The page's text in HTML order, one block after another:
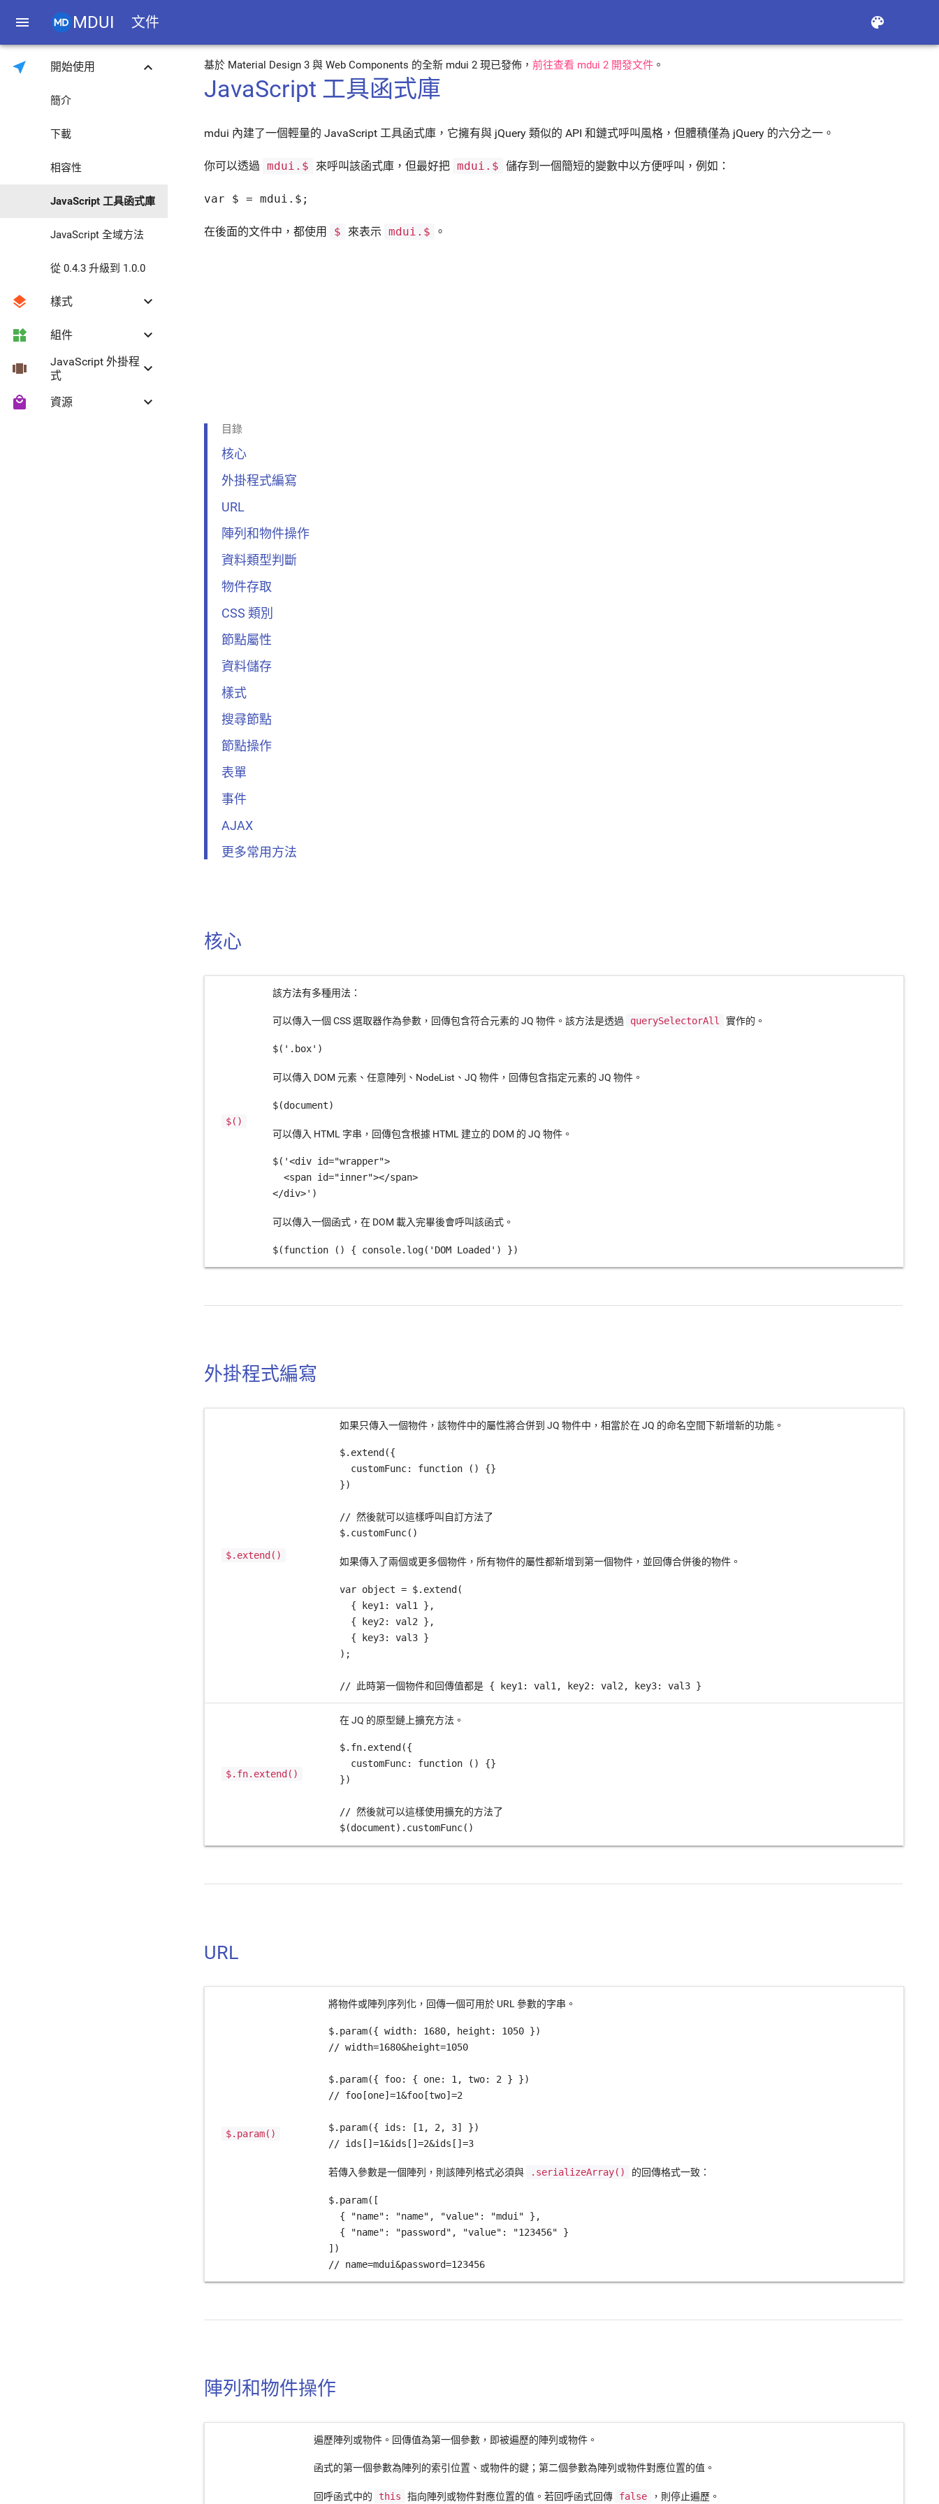
menu MDUI 文件 color_lens
near_me 開始使用 keyboard_arrow_down
簡介
下載
相容性
JavaScript 工具函式庫
JavaScript 全域方法
從 0.4.3 升級到 1.0.0
layers 樣式 keyboard_arrow_down
顏色與主題
Roboto 字型
網格佈局
widgets 組件 keyboard_arrow_down
漣漪效果
按鈕
view_carousel
JavaScript 外掛程
式
keyboard_arrow_down
Collapse
local_mall 資源 keyboard_arrow_down
基於 Material Design 3 與 Web Components 的全新 mdui 2 現已發佈，前往查看 mdui 2 開發文件 。
JavaScript 工具函式庫
mdui 內建了一個輕量的 JavaScript 工具函式庫，它擁有與 jQuery 類似的 API 和鏈式呼叫風格，但體積僅為 jQuery 的六分之一。
你可以透過 mdui.$ 來呼叫該函式庫，但最好把 mdui.$ 儲存到一個簡短的變數中以方便呼叫，例如：
var $ = mdui.$;
在後面的文件中，都使用 $ 來表示 mdui.$ 。
目錄
核心
外掛程式編寫
URL
陣列和物件操作
資料類型判斷
物件存取
CSS 類別
節點屬性
資料儲存
樣式
搜尋節點
節點操作
表單
事件
AJAX
更多常用方法
核心
$()
該方法有多種用法：
可以傳入一個 CSS 選取器作為參數，回傳包含符合元素的 JQ 物件。該方法是透過 querySelectorAll 實作的。
$('.box')
可以傳入 DOM 元素、任意陣列、NodeList、JQ 物件，回傳包含指定元素的 JQ 物件。
$(document)
可以傳入 HTML 字串，回傳包含根據 HTML 建立的 DOM 的 JQ 物件。
$('<div id="wrapper">
  <span id="inner"></span>
</div>')
可以傳入一個函式，在 DOM 載入完畢後會呼叫該函式。
$(function () { console.log('DOM Loaded') })
外掛程式編寫
$.extend()
如果只傳入一個物件，該物件中的屬性將合併到 JQ 物件中，相當於在 JQ 的命名空間下新增新的功能。
$.extend({
  customFunc: function () {}
})
// 然後就可以這樣呼叫自訂方法了
如果傳入了兩個或更多個物件，所有物件的屬性都新增到第一個物件，並回傳合併後的物件。
var object = $.extend(
  { key1: val1 },
  { key2: val2 },
  { key3: val3 }
);
// 此時第一個物件和回傳值都是 { key1: val1, key2: val2, key3: val3 }
$.fn.extend()
在 JQ 的原型鏈上擴充方法。
$.fn.extend({
  customFunc: function () {}
})
// 然後就可以這樣使用擴充的方法了
$(document).customFunc()
URL
$.param()
將物件或陣列序列化，回傳一個可用於 URL 參數的字串。
$.param({ width: 1680, height: 1050 })
// width=1680&height=1050
$.param({ foo: { one: 1, two: 2 } })
// foo[one]=1&foo[two]=2
$.param({ ids: [1, 2, 3] })
// ids[]=1&ids[]=2&ids[]=3
若傳入參數是一個陣列，則該陣列格式必須與 .serializeArray() 的回傳格式一致：
$.param([
  { "name": "name", "value": "mdui" },
  { "name": "password", "value": "123456" }
])
// name=mdui&password=123456
陣列和物件操作
遍歷陣列或物件。回傳值為第一個參數，即被遍歷的陣列或物件。
函式的第一個參數為陣列的索引位置、或物件的鍵；第二個參數為陣列或物件對應位置的值。
回呼函式中的 this 指向陣列或物件對應位置的值。若回呼函式回傳 false ，則停止遍歷。